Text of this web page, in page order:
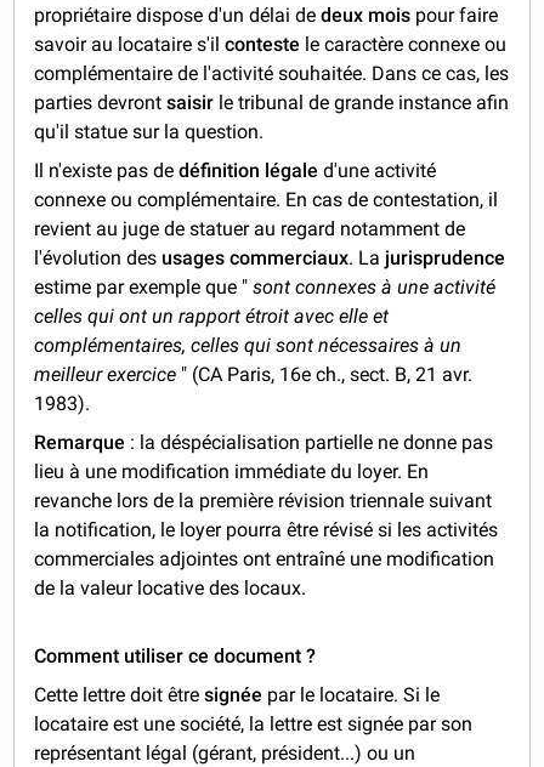
propriétaire dispose d'un délai dedeux mois pour faire
savoir au locataire s'ilconteste le caractère connexe ou
complémentaire de l'activité souhaitée. Dans ce cas, les
parties devrontsaisir le tribunal de grande instance afin
qu'il statue sur la question.
Il n'existe pas dedéfinition légale d'une activité
connexe ou complémentaire. En cas de contestation, il
revient au juge de statuer au regard notamment de
l'évolution des usages commerciaux. La jurisprudence
estime par exemple que "sont connexes à une activité
celles qui ont un rapport étroit avec elle et
complémentaires, celles qui sont nécessaires à un
meilleur exercice " (CA Paris, 16e ch., sect. B, 21 avr.
1983).
Remarque : la déspécialisation partielle ne donne pas
lieu à une modification immédiate du loyer. En
revanche lors de la première révision triennale suivant
la notification, le loyer pourra être révisé si les activités
commerciales adjointes ont entraîné une modification
de la valeur locative des locaux.
Comment utiliser ce document ?
Cette lettre doit êtresignée par le locataire. Si le
locataire est une société, la lettre est signée par son
représentant légal (gérant, président...) ou un